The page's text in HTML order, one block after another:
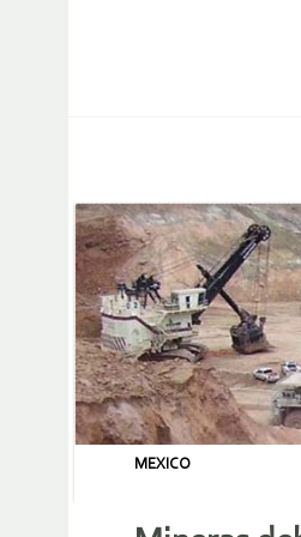
MEXICO